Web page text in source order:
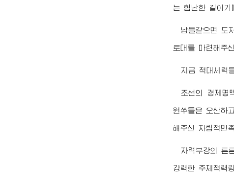
는 험난한 길이기
남들같으면 도
토대를 마련해주
지금 적대세력
조선의 경제명
원쑤들은 오산하
해주신 자립적민
자력부강의 튼
강력한 주체적력